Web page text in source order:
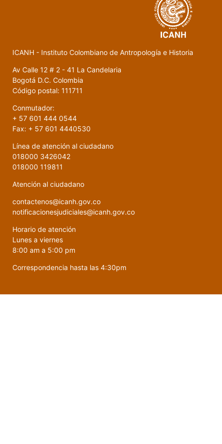
ICANH - Instituto Colombiano de Antropología e Historia
Av Calle 12 # 2 - 41 La Candelaria
Bogotá D.C. Colombia
Código postal: 111711
Conmutador:
+ 57 601 444 0544
Fax: + 57 601 4440530
Línea de atención al ciudadano
018000 3426042
018000 119811
Atención al ciudadano
contactenos@icanh.gov.co
notificacionesjudiciales@icanh.gov.co
Horario de atención
Lunes a viernes
8:00 am a 5:00 pm
Correspondencia hasta las 4:30pm